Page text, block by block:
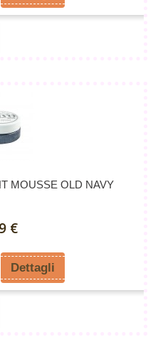
MOUSSE OLD NAVY
€
Dettagli